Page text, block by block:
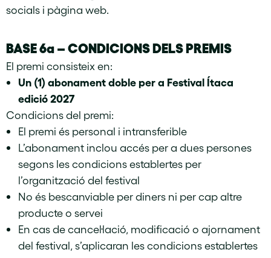
socials i pàgina web.
BASE 6a – CONDICIONS DELS PREMIS
El premi consisteix en:
Un (1) abonament doble per a Festival Ítaca
edició 2027
Condicions del premi:
El premi és personal i intransferible
L’abonament inclou accés per a dues persones
segons les condicions establertes per
l’organització del festival
No és bescanviable per diners ni per cap altre
producte o servei
En cas de cancel·lació, modificació o ajornament
del festival, s’aplicaran les condicions establertes